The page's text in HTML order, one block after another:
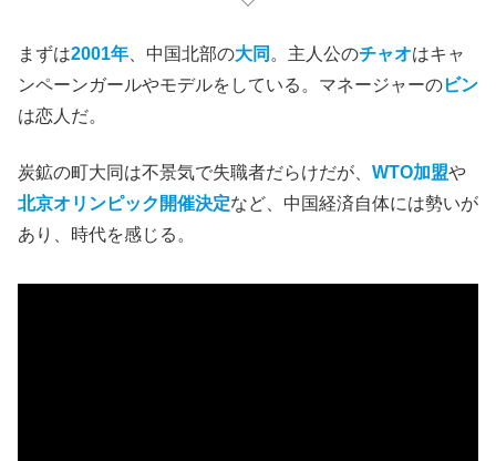
2001年、大同
新世紀の幕開けから始まる映画ではあるが、
はない。原題や英題『風流一代/ Caught by the Tides』
の方が、ヒリヒリするような大人の男女の関係を言い表し
ている。